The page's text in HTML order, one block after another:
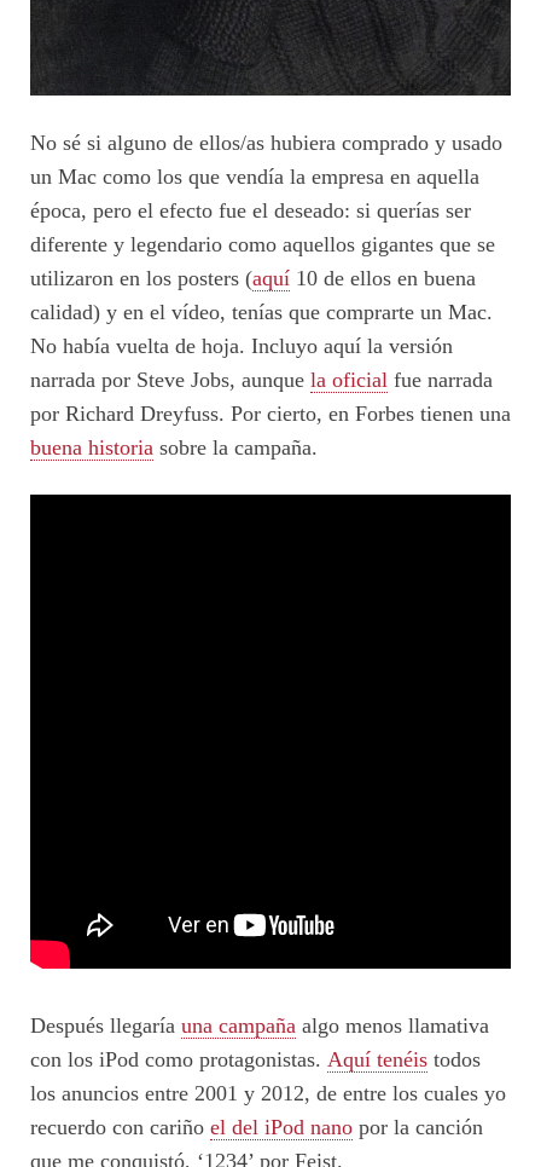
No sé si alguno de ellos/as hubiera comprado y usado
un Mac como los que vendía la empresa en aquella
época, pero el efecto fue el deseado: si querías ser
diferente y legendario como aquellos gigantes que se
utilizaron en los posters (aquí 10 de ellos en buena
calidad) y en el vídeo, tenías que comprarte un Mac.
No había vuelta de hoja. Incluyo aquí la versión
narrada por Steve Jobs, aunque la oficial fue narrada
por Richard Dreyfuss. Por cierto, en Forbes tienen una
buena historia sobre la campaña.
Después llegaría una campaña algo menos llamativa
con los iPod como protagonistas. Aquí tenéis todos
los anuncios entre 2001 y 2012, de entre los cuales yo
recuerdo con cariño el del iPod nano por la canción
que me conquistó, ‘1234’ por Feist.